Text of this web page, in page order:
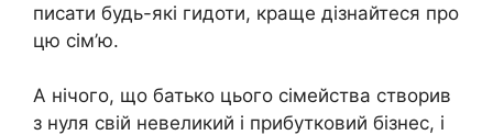
писати будь-які гидоти, краще дізнайтеся про
цю сім’ю.
А нічого, що батько цього сімейства створив
з нуля свій невеликий і прибутковий бізнес, і